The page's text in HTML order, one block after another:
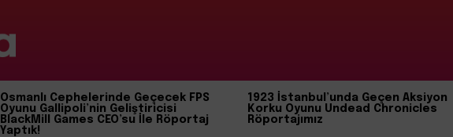
Osmanlı Cephelerinde Geçecek FPS
Oyunu Gallipoli’nin Geliştiricisi
BlackMill Games CEO’su İle Röportaj
Yaptık!
1923 İstanbul’unda Geçen Aksiyon
Korku Oyunu Undead Chronicles
Röportajımız